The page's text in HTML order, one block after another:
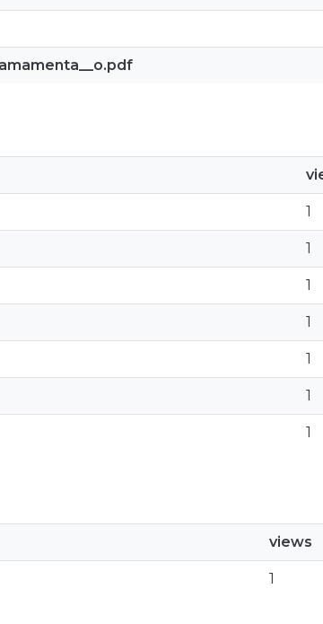
1
1
1
1
1
1
1
views
1